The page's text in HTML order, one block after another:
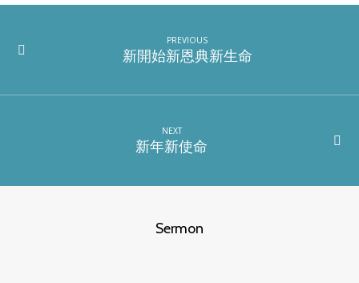
己
人
也
PREVIOUS
新開始新恩典新生命
NEXT
新年新使命
Sermon